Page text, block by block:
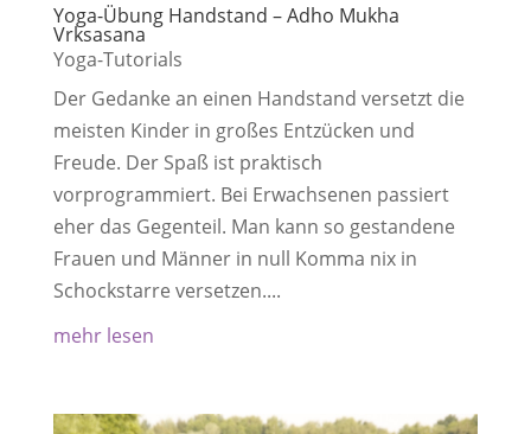
Yoga-Übung Handstand – Adho Mukha
Vrksasana
Yoga-Tutorials
Der Gedanke an einen Handstand versetzt die
meisten Kinder in großes Entzücken und
Freude. Der Spaß ist praktisch
vorprogrammiert. Bei Erwachsenen passiert
eher das Gegenteil. Man kann so gestandene
Frauen und Männer in null Komma nix in
Schockstarre versetzen....
mehr lesen